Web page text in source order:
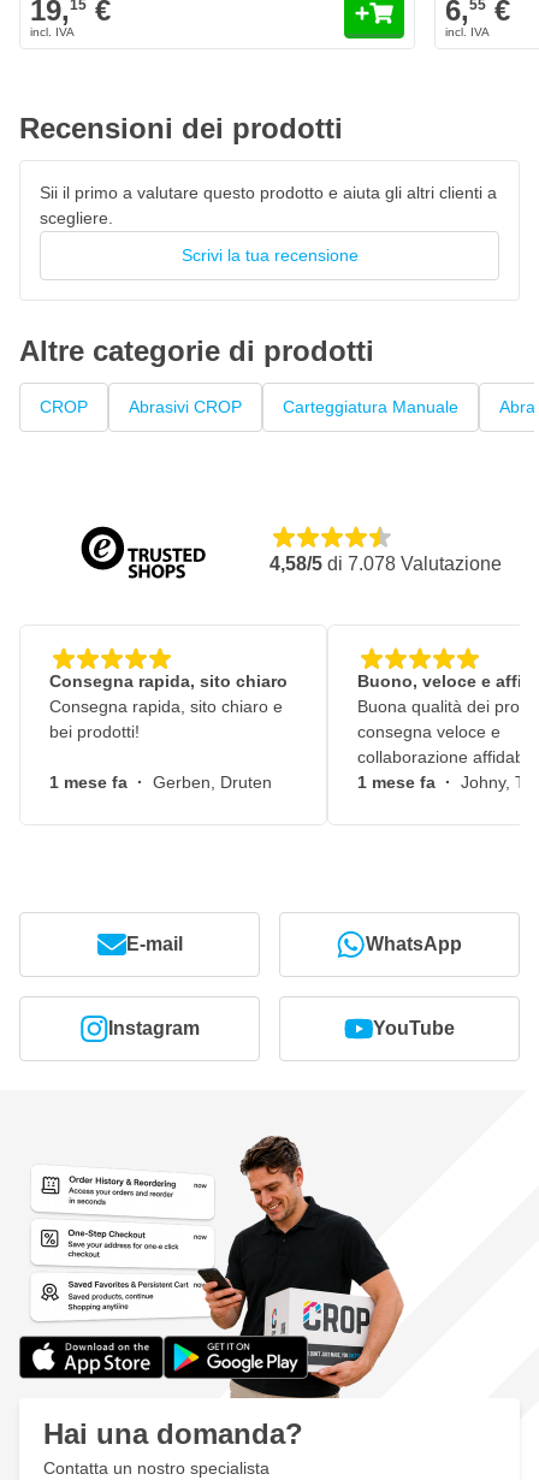
19,15 € 6,55 €
Recensioni dei prodotti
Sii il primo a valutare questo prodotto e aiuta gli altri clienti a
scegliere.
Scrivi la tua recensione
Altre categorie di prodotti
CROP Abrasivi CROP Carteggiatura Manuale
4,58/5 di 7.078 Valutazione
Consegna rapida, sito chiaro
Consegna rapida, sito chiaro e
bei prodotti!
1 mese fa · Gerben, Druten
Buono, veloce e
Buona qualità dei
consegna veloce e
collaborazione
1 mese fa · Johny,
E-mail WhatsApp
Instagram YouTube
Hai una domanda?
Contatta un nostro specialista